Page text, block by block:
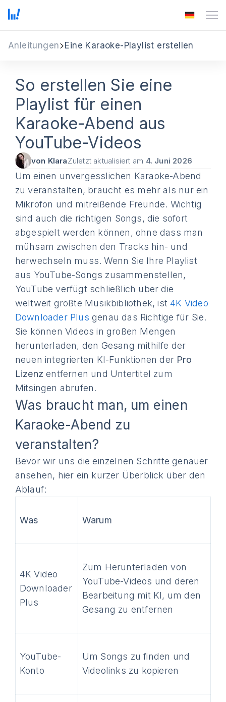
Anleitungen Eine Karaoke-Playlist erstellen
So erstellen Sie eine
Playlist für einen
Karaoke-Abend aus
YouTube-Videos
von KlaraZuletzt aktualisiert am 4. Juni 2026
Um einen unvergesslichen Karaoke-Abend
zu veranstalten, braucht es mehr als nur ein
Mikrofon und mitreißende Freunde. Wichtig
sind auch die richtigen Songs, die sofort
abgespielt werden können, ohne dass man
mühsam zwischen den Tracks hin- und
herwechseln muss. Wenn Sie Ihre Playlist
aus YouTube-Songs zusammenstellen,
YouTube verfügt schließlich über die
weltweit größte Musikbibliothek, ist4K Video
Downloader Plus genau das Richtige für Sie.
Sie können Videos in großen Mengen
herunterladen, den Gesang mithilfe der
neuen integrierten KI-Funktionen der Pro
Lizenz entfernen und Untertitel zum
Mitsingen abrufen.
Was braucht man, um einen
Karaoke-Abend zu
veranstalten?
Bevor wir uns die einzelnen Schritte genauer
ansehen, hier ein kurzer Überblick über den
Ablauf:
Was Warum
4K Video
Downloader
Plus
Zum Herunterladen von
YouTube-Videos und deren
Bearbeitung mit KI, um den
Gesang zu entfernen
YouTube-
Konto
Um Songs zu finden und
Videolinks zu kopieren